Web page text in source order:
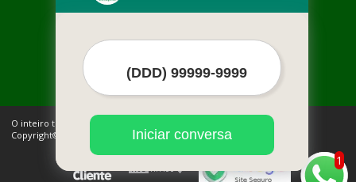
Contato
Mais Serviços
O inteiro teor deste site está sujeito à proteção de direitos autorais.
Copyright© SEVEN RESIDUOS (Lei 9610 de 19/02/1998)
1
Iniciar conversa